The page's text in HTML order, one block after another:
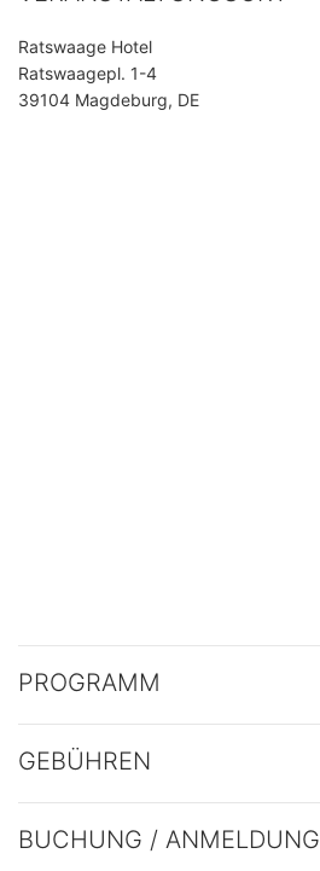
Ratswaage Hotel
Ratswaagepl. 1-4
39104 Magdeburg, DE
PROGRAMM
GEBÜHREN
BUCHUNG / ANMELDUNG